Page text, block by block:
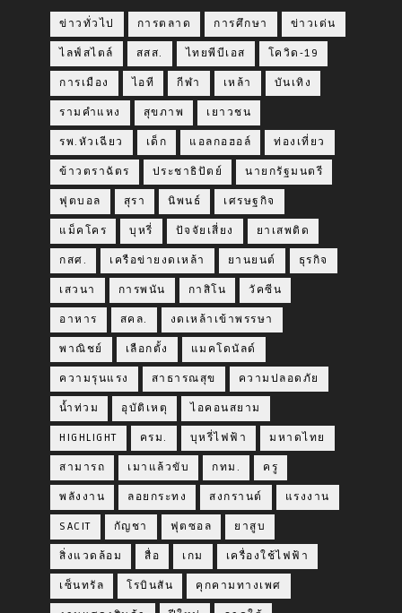
ข่าวทั่วไป การตลาด การศึกษา ข่าวเด่น
ไลฟ์สไตล์ สสส. ไทยพีบีเอส โควิด-19
การเมือง ไอที กีฬา เหล้า บันเทิง
รามคำแหง สุขภาพ เยาวชน
รพ.หัวเฉียว เด็ก แอลกอฮอล์ ท่องเที่ยว
ข้าวตราฉัตร ประชาธิปัตย์ นายกรัฐมนตรี
ฟุตบอล สุรา นิพนธ์ เศรษฐกิจ
แม็คโคร บุหรี่ ปัจจัยเสี่ยง ยาเสพติด
กสศ. เครือข่ายงดเหล้า ยานยนต์ ธุรกิจ
เสวนา การพนัน กาสิโน วัคซีน
อาหาร สคล. งดเหล้าเข้าพรรษา
พาณิชย์ เลือกตั้ง แมคโดนัลด์
ความรุนแรง สาธารณสุข ความปลอดภัย
น้ำท่วม อุบัติเหตุ ไอคอนสยาม
HIGHLIGHT ครม. บุหรี่ไฟฟ้า มหาดไทย
สามารถ เมาแล้วขับ กทม. ครู
พลังงาน ลอยกระทง สงกรานต์ แรงงาน
SACIT กัญชา ฟุตซอล ยาสูบ
สิ่งแวดล้อม สื่อ เกม เครื่องใช้ไฟฟ้า
เซ็นทรัล โรบินสัน คุกคามทางเพศ